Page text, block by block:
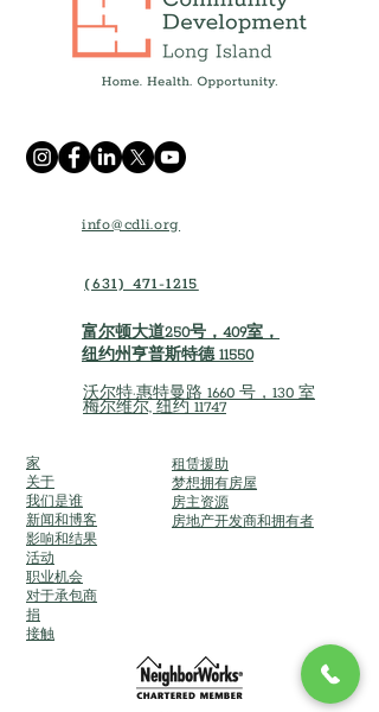
Annual Report and Press
Release
info@cdli.org
(631) 471-1215
富尔顿大道250号，409室，
纽约州亨普斯特德 11550
沃尔特·惠特曼路 1660 号，130 室
梅尔维尔, 纽约 11747
家
关于
我们是谁
新闻和博客
影响和结果
活动
职业机会
对于承包商
捐
接触
租赁援助
梦想拥有房屋
房主资源
房地产开发商和拥有者